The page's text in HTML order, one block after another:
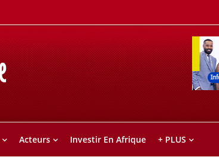
Acteurs Investir En Afrique + PLUS